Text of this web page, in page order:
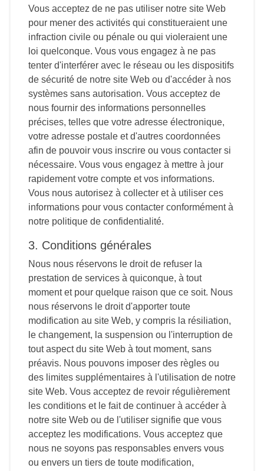
Vous acceptez de ne pas utiliser notre site Web
pour mener des activités qui constitueraient une
infraction civile ou pénale ou qui violeraient une
loi quelconque. Vous vous engagez à ne pas
tenter d'interférer avec le réseau ou les dispositifs
de sécurité de notre site Web ou d'accéder à nos
systèmes sans autorisation. Vous acceptez de
nous fournir des informations personnelles
précises, telles que votre adresse électronique,
votre adresse postale et d'autres coordonnées
afin de pouvoir vous inscrire ou vous contacter si
nécessaire. Vous vous engagez à mettre à jour
rapidement votre compte et vos informations.
Vous nous autorisez à collecter et à utiliser ces
informations pour vous contacter conformément à
notre politique de confidentialité.
3. Conditions générales
Nous nous réservons le droit de refuser la
prestation de services à quiconque, à tout
moment et pour quelque raison que ce soit. Nous
nous réservons le droit d'apporter toute
modification au site Web, y compris la résiliation,
le changement, la suspension ou l'interruption de
tout aspect du site Web à tout moment, sans
préavis. Nous pouvons imposer des règles ou
des limites supplémentaires à l'utilisation de notre
site Web. Vous acceptez de revoir régulièrement
les conditions et le fait de continuer à accéder à
notre site Web ou de l'utiliser signifie que vous
acceptez les modifications. Vous acceptez que
nous ne soyons pas responsables envers vous
ou envers un tiers de toute modification,